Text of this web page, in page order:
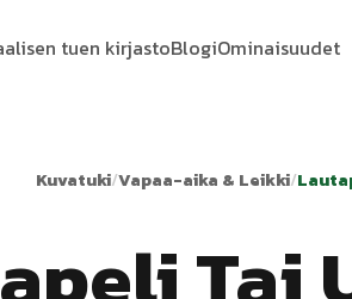
tuen kirjastoBlogiOminaisuudet
Kuvatuki/Vapaa-aika & Leikki/